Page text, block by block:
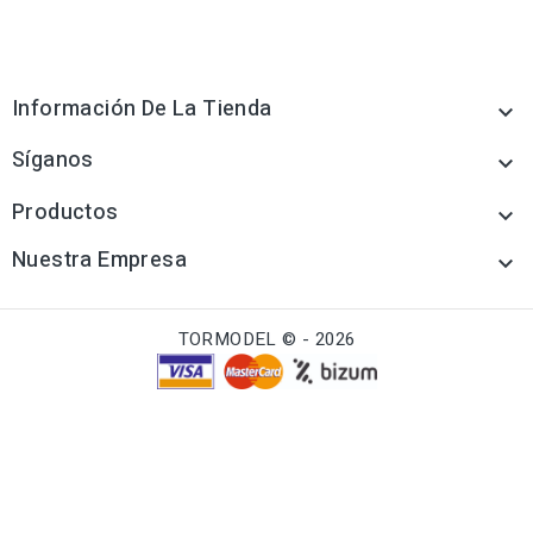
Información De La Tienda 
Síganos 
Productos 
Nuestra Empresa 
TORMODEL © - 2026